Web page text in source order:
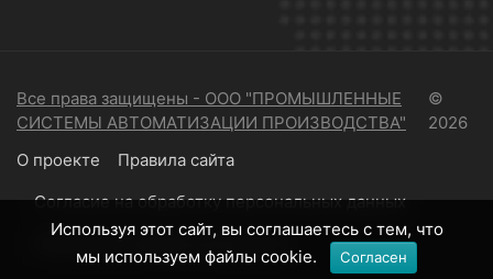
Все права защищены - ООО "ПРОМЫШЛЕННЫЕ
СИСТЕМЫ АВТОМАТИЗАЦИИ ПРОИЗВОДСТВА"
©
2026
О проекте
Правила сайта
Согласие на обработку персональных данных
Политика конфиденциальности
Используя этот сайт, вы соглашаетесь с тем, что
мы используем файлы cookie.
Согласен